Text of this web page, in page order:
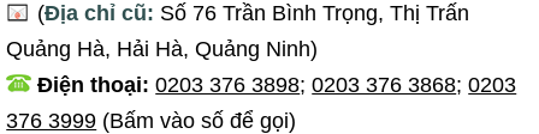
(Địa chỉ cũ: Số 76 Trần Bình Trọng, Thị Trấn
Quảng Hà, Hải Hà, Quảng Ninh)
Điện thoại:0203 376 3898;0203 376 3868;0203
376 3999 (Bấm vào số để gọi)